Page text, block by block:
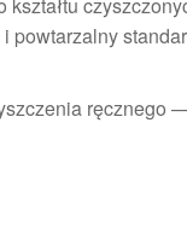
powtarzalny
ręcznego